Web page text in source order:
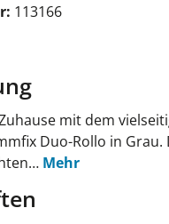
113166
mit dem
Duo-Rollo in Grau.
Mehr